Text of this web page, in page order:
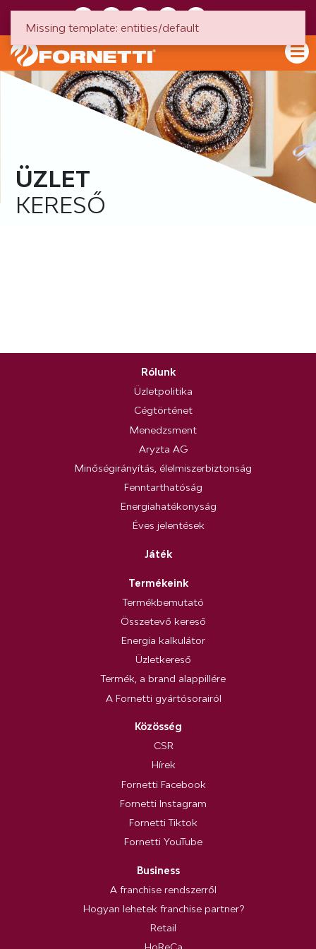
ÜZLET
KERESŐ
Rólunk
Üzletpolitika
Cégtörténet
Menedzsment
Aryzta AG
Minőségirányítás, élelmiszerbiztonság
Fenntarthatóság
Energiahatékonyság
Éves jelentések
Játék
Termékeink
Termékbemutató
Összetevő kereső
Energia kalkulátor
Üzletkereső
Termék, a brand alappillére
A Fornetti gyártósorairól
Közösség
CSR
Hírek
Fornetti Facebook
Fornetti Instagram
Fornetti Tiktok
Fornetti YouTube
Business
A franchise rendszerről
Hogyan lehetek franchise partner?
Retail
Missing template: entities/default